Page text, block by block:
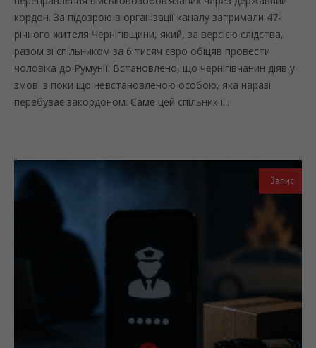
кордон. За підозрою в організації каналу затримали 47-
річного жителя Чернігівщини, який, за версією слідства,
разом зі спільником за 6 тисяч євро обіцяв провести
чоловіка до Румунії. Встановлено, що чернігівчанин діяв у
змові з поки що невстановленою особою, яка наразі
перебуває закордоном. Саме цей спільник і...
Запис